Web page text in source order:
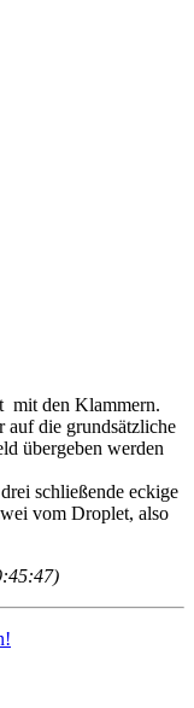
mit den Klammern.
auf die grundsätzliche
übergeben werden
schließende eckige
vom Droplet, also